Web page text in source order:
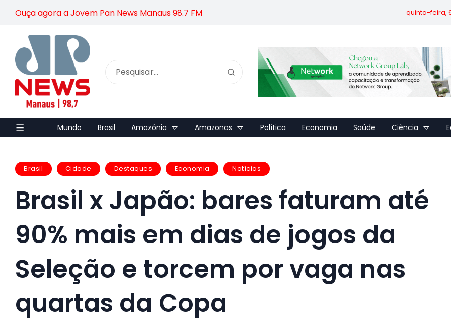
Ouça agora a Jovem Pan News Manaus 98.7 FM quinta-feira,
Mundo Brasil Amazônia Amazonas Política Economia Saúde Ciência
Brasil Cidade Destaques Economia Notícias
Brasil x Japão: bares faturam até
90% mais em dias de jogos da
Seleção e torcem por vaga nas
quartas da Copa